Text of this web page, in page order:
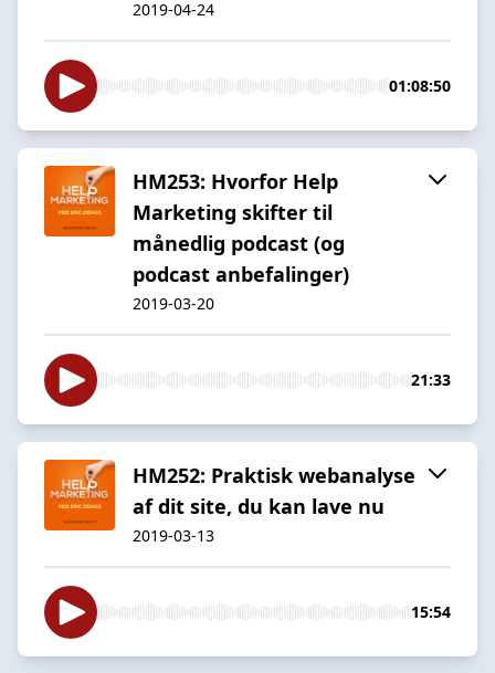
2019-04-24
01:08:50
HM253: Hvorfor Help
Marketing skifter til
månedlig podcast (og
podcast anbefalinger)
2019-03-20
21:33
HM252: Praktisk webanalyse
af dit site, du kan lave nu
2019-03-13
15:54